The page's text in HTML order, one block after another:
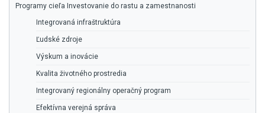
Programy cieľa Investovanie do rastu a zamestnanosti
Integrovaná infraštruktúra
Ľudské zdroje
Výskum a inovácie
Kvalita životného prostredia
Integrovaný regionálny operačný program
Efektívna verejná správa